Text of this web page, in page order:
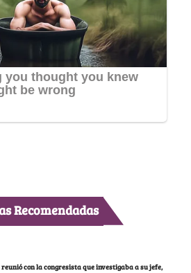
Recomendadas
reunió con la congresista que investigaba a su jefe,